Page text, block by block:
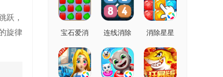
跃，
旋律
宝石爱消
连线消除
消除星星